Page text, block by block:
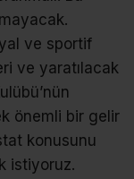
ve sportif
ve yaratılacak
önemli bir gelir
konusunu
istiyoruz.